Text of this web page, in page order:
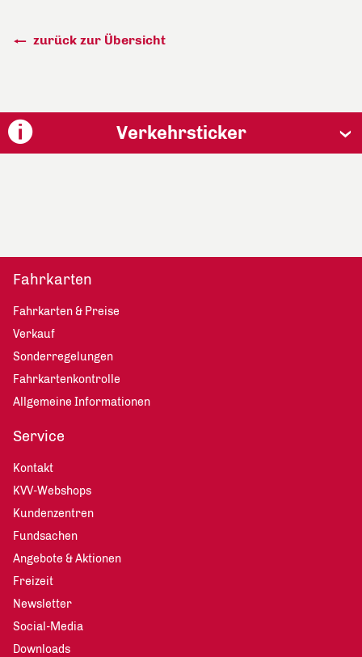
zurück zur Übersicht
Verkehrsticker
Fahrkarten
Fahrkarten & Preise
Verkauf
Sonderregelungen
Fahrkartenkontrolle
Allgemeine Informationen
Service
Kontakt
KVV-Webshops
Kundenzentren
Fundsachen
Angebote & Aktionen
Freizeit
Newsletter
Social-Media
Downloads